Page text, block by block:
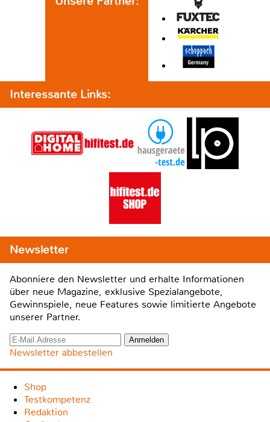
Interessante Links:
Newsletter
Abonniere den Newsletter und erhalte Informationen
über neue Magazine, exklusive Spezialangebote,
Gewinnspiele, neue Features sowie limitierte Angebote
unserer Partner.
Newsletter abbestellen
Shop
Testkompetenz
Redaktion